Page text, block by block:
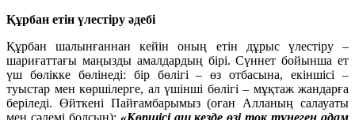
Құрбан етін үлестіру әдебі
Құрбан шалынғаннан кейін оның етін дұрыс үлестіру –
шариғаттағы маңызды амалдардың бірі. Сүннет бойынша ет
үш бөлікке бөлінеді: бір бөлігі – өз отбасына, екіншісі –
туыстар мен көршілерге, ал үшінші бөлігі – мұқтаж жандарға
беріледі. Өйткені Пайғамбарымыз (оған Алланың салауаты
мен сәлемі болсын): «Көршісі аш кезде өзі тоқ түнеген адам